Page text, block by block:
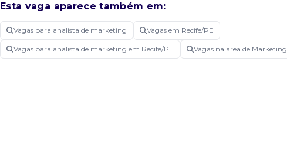
Esta vaga aparece também em:
Vagas para analista de marketing Vagas em Recife/PE
Vagas para analista de marketing em Recife/PE Vagas na área de Marketing